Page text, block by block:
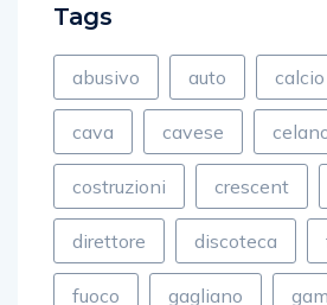
abusivo auto calcio
cava cavese
costruzioni crescent
direttore discoteca
fuoco gagliano